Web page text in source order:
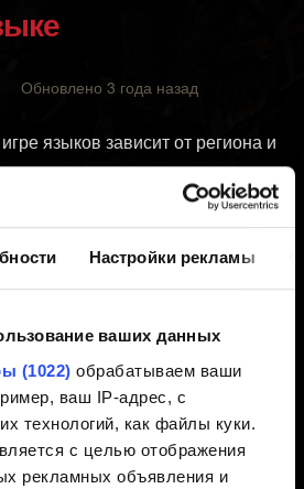
Настройки рекламы
ваших данных
(1022) обрабатываем ваши
ваш IP-адрес, с
технологий, как файлы куки.
с целью отображения
рекламных объявления и
Обновлено 3 года назад
языков зависит от региона и
ли для вас тот или иной
«Ведьмак 3», в Nintendo eShop.
вашей игровой карты.
нам код, расположенный на
игры над штрихкодом или
(например, HAC-P-AURVL).